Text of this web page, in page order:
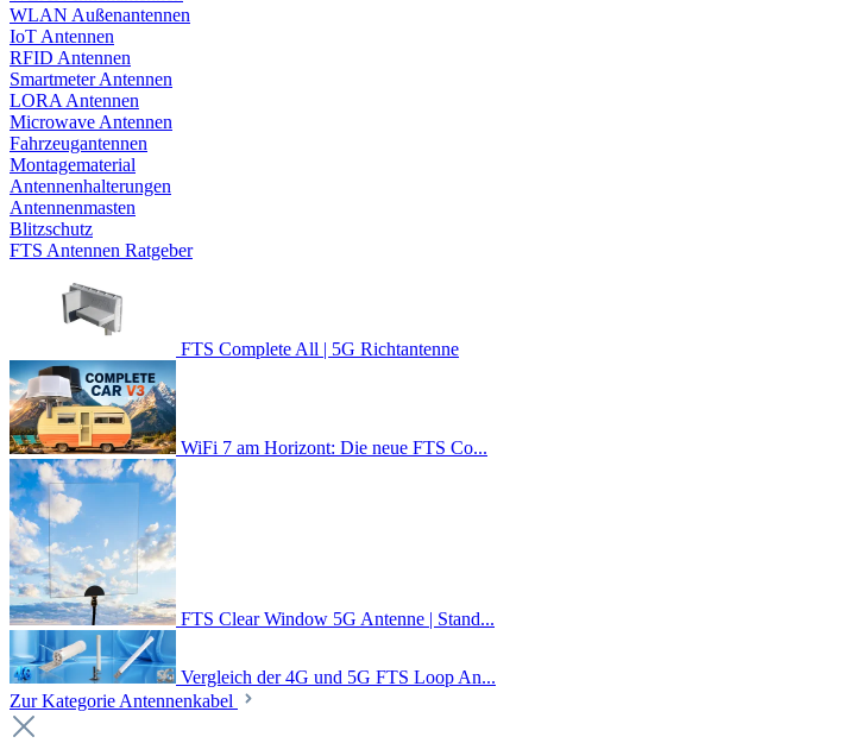
WLAN Außenantennen
IoT Antennen
RFID Antennen
Smartmeter Antennen
LORA Antennen
Microwave Antennen
Fahrzeugantennen
Montagematerial
Antennenhalterungen
Antennenmasten
Blitzschutz
FTS Antennen Ratgeber
FTS Complete All | 5G Richtantenne
WiFi 7 am Horizont: Die neue FTS Co...
FTS Clear Window 5G Antenne | Stand...
Vergleich der 4G und 5G FTS Loop An...
Zur Kategorie Antennenkabel